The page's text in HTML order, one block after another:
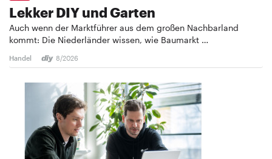
Lekker DIY und Garten
Auch wenn der Marktführer aus dem großen Nachbarland
kommt: Die Niederländer wissen, wie Baumarkt …
Handel 8/2026